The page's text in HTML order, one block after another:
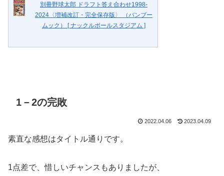
別冊野球太郎 ドラフト答え合わせ1998-
2024〈増補改訂・完全保存版〉 （バンブー
ムック） [ ナックルボールスタジアム ]
1－2の完敗
2022.04.06 2023.04.09
素直な感想はタイトル通りです。
1点差で、惜しいチャンスもありましたが、